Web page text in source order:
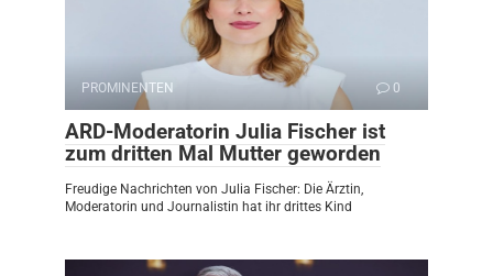
PROMINENTEN 0
ARD-Moderatorin Julia Fischer ist
zum dritten Mal Mutter geworden
Freudige Nachrichten von Julia Fischer: Die Ärztin,
Moderatorin und Journalistin hat ihr drittes Kind